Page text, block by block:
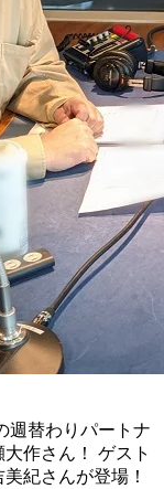
週替わりパートナ
作さん！ ゲスト
紀さんが登場！